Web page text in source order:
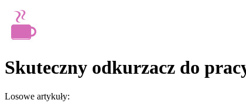
Skuteczny odkurzacz do
Losowe artykuły: